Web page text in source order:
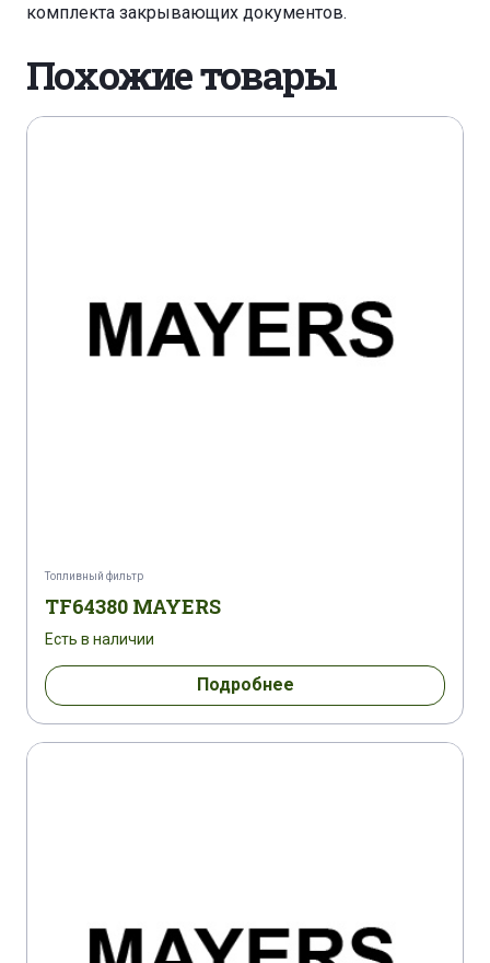
комплекта закрывающих документов.
Похожие товары
Топливный фильтр
TF64380 MAYERS
Есть в наличии
Подробнее